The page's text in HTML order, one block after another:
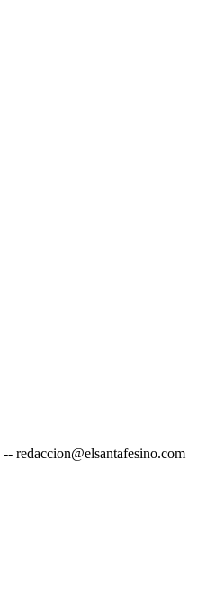
-- redaccion@elsantafesino.com